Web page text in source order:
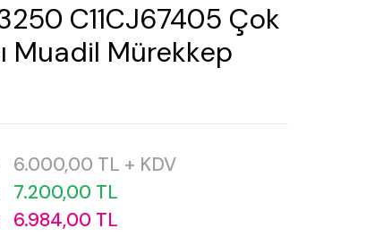
C11CJ67405 Çok
Muadil Mürekkep
6.000,00 TL + KDV
7.200,00 TL
6.984,00 TL